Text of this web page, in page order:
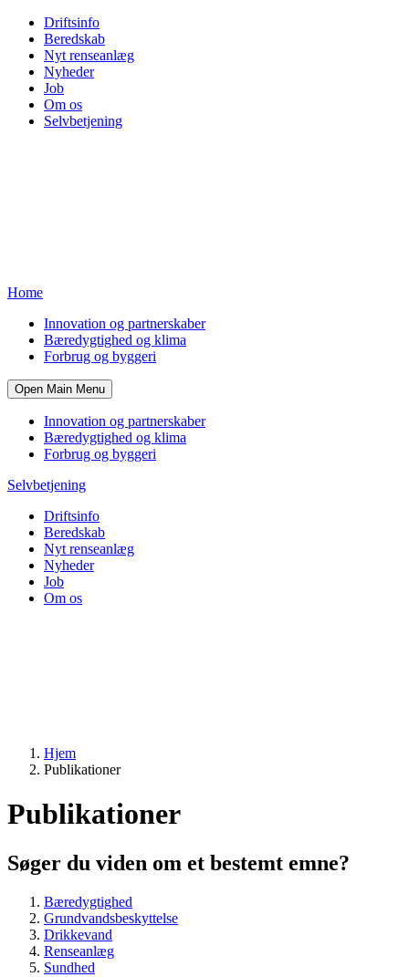
Driftsinfo
Beredskab
Nyt renseanlæg
Nyheder
Job
Om os
Selvbetjening
Home
Innovation og partnerskaber
Bæredygtighed og klima
Forbrug og byggeri
Open Main Menu
Innovation og partnerskaber
Bæredygtighed og klima
Forbrug og byggeri
Selvbetjening
Driftsinfo
Beredskab
Nyt renseanlæg
Nyheder
Job
Om os
Hjem
Publikationer
Publikationer
Søger du viden om et bestemt emne?
Bæredygtighed
Grundvandsbeskyttelse
Drikkevand
Renseanlæg
Sundhed